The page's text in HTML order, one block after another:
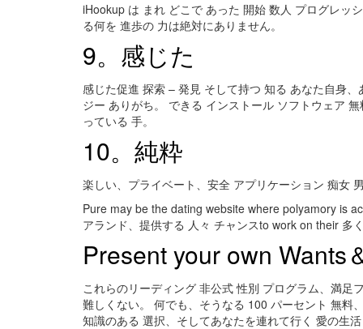
iHookup は まれ どこで あった 開始 数人 プログレッ
る何を 進歩の 力は絶対にありません。
9。感じた
感じた促進 探索 – 発見 そして持つ 知る あなた自身
ジー ありがち。 できる インストール ソフトウェア
っている 手。
10。純粋
楽しい、プライベート、安全 アプリケーション 痴女
Pure may be the dating website where polyamory is
アランド、提供する 人々 チャンスto work on their 多
Present your own Wants
これらのリーディング 非公式 性別 プログラム、満
難しくない。 何でも、そうなる 100 パーセント 無料
知識のある 選択、そしてあなたを連れて行く 愛の生